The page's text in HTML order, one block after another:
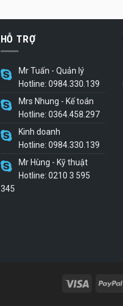
HỖ TRỢ
Mr Tuấn - Quản lý
Hotline: 0984.330.139
Mrs Nhung - Kế toán
Hotline: 0364.458.297
Kinh doanh
Hotline: 0984.330.139
Mr Hùng - Kỹ thuật
Hotline: 0210 3 595
345